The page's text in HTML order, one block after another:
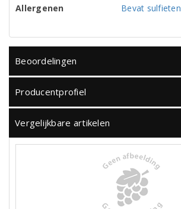
Allergenen
Bevat sulfieten
Beoordelingen
Producentprofiel
Vergelijkbare artikelen